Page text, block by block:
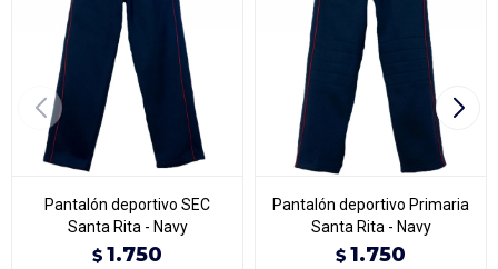
Pantalón deportivo SEC
Santa Rita - Navy
$ 1.750
Pantalón deportivo Primaria
Santa Rita - Navy
$ 1.750